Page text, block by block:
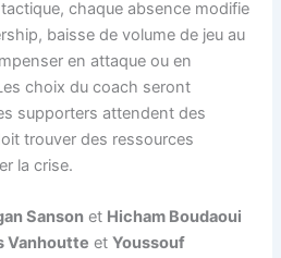
chaque absence modifie
baisse de volume de jeu au
en attaque ou en
choix du coach seront
supporters attendent des
trouver des ressources
la crise.
Sanson et Hicham Boudaoui
Vanhoutte etYoussouf